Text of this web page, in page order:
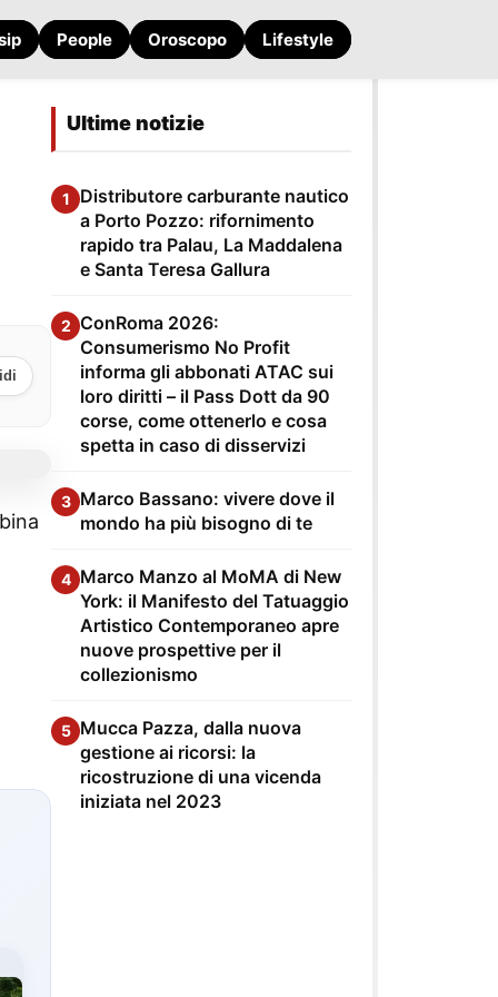
People Oroscopo Lifestyle
Ultime notizie
1
Distributore carburante nautico
a Porto Pozzo: rifornimento
rapido tra Palau, La Maddalena
e Santa Teresa Gallura
2 ConRoma 2026:
Consumerismo No Profit
informa gli abbonati ATAC sui
loro diritti – il Pass Dott da 90
corse, come ottenerlo e cosa
spetta in caso di disservizi
3 Marco Bassano: vivere dove il
mondo ha più bisogno di te
4 Marco Manzo al MoMA di New
York: il Manifesto del Tatuaggio
Artistico Contemporaneo apre
nuove prospettive per il
collezionismo
5 Mucca Pazza, dalla nuova
gestione ai ricorsi: la
ricostruzione di una vicenda
iniziata nel 2023